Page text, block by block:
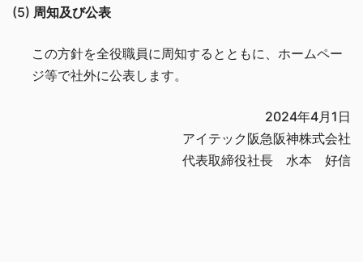
(5) 周知及び公表
この方針を全役職員に周知するとともに、ホームペー
ジ等で社外に公表します。
2024年4月1日
アイテック阪急阪神株式会社
代表取締役社長 水本 好信